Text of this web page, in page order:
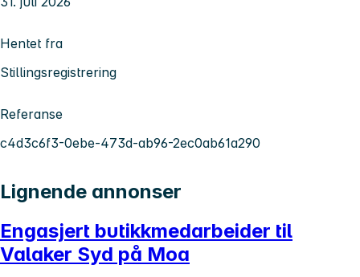
Hentet fra
Stillingsregistrering
Referanse
c4d3c6f3-0ebe-473d-ab96-2ec0ab61a290
Lignende annonser
Engasjert butikkmedarbeider til
Valaker Syd på Moa